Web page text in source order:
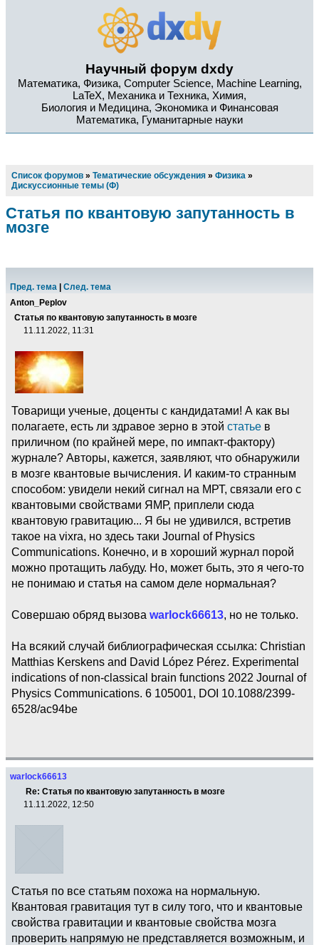
Научный форум dxdy
Математика, Физика, Computer Science, Machine Learning,
LaTeX, Механика и Техника, Химия,
Биология и Медицина, Экономика и Финансовая
Математика, Гуманитарные науки
Список форумов » Тематические обсуждения » Физика »
Дискуссионные темы (Ф)
Статья по квантовую запутанность в
мозге
Пред. тема
След. тема
Anton_Peplov
Статья по квантовую запутанность в мозге
11.11.2022, 11:31
Товарищи ученые, доценты с кандидатами! А как вы
полагаете, есть ли здравое зерно в этой статье в
приличном (по крайней мере, по импакт-фактору)
журнале? Авторы, кажется, заявляют, что обнаружили
в мозге квантовые вычисления. И каким-то странным
способом: увидели некий сигнал на МРТ, связали его с
квантовыми свойствами ЯМР, приплели сюда
квантовую гравитацию... Я бы не удивился, встретив
такое на vixra, но здесь таки Journal of Physics
Communications. Конечно, и в хороший журнал порой
можно протащить лабуду. Но, может быть, это я чего-то
не понимаю и статья на самом деле нормальная?
Совершаю обряд вызова warlock66613, но не только.
На всякий случай библиографическая ссылка: Christian
Matthias Kerskens and David López Pérez. Experimental
indications of non-classical brain functions 2022 Journal of
Physics Communications. 6 105001, DOI 10.1088/2399-
6528/ac94be
warlock66613
Re: Статья по квантовую запутанность в мозге
11.11.2022, 12:50
Статья по все статьям похожа на нормальную.
Квантовая гравитация тут в силу того, что и квантовые
свойства гравитации и квантовые свойства мозга
проверить напрямую не представляется возможным, и